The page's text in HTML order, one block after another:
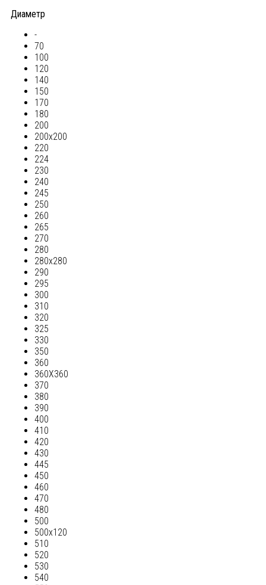
Диаметр
-
70
100
120
140
150
170
180
200
200х200
220
224
230
240
245
250
260
265
270
280
280х280
290
295
300
310
320
325
330
350
360
360Х360
370
380
390
400
410
420
430
445
450
460
470
480
500
500х120
510
520
530
540